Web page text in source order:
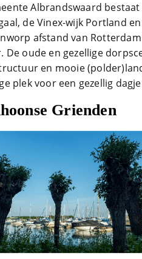
Albrandswaard
de Vinex-wijk Portland
afstand van
De oude en gezellige
en mooie
plek voor een gezellig
Grienden